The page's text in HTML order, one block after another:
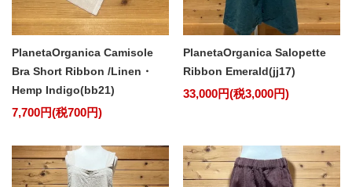
PlanetaOrganica Camisole
Bra Short Ribbon /Linen・
Hemp Indigo(bb21)
7,700円(税700円)
PlanetaOrganica Salopette
Ribbon Emerald(jj17)
33,000円(税3,000円)